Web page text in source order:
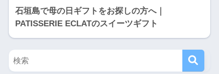
石垣島で母の日ギフトをお探しの方へ｜
PATISSERIE ECLATのスイーツギフト